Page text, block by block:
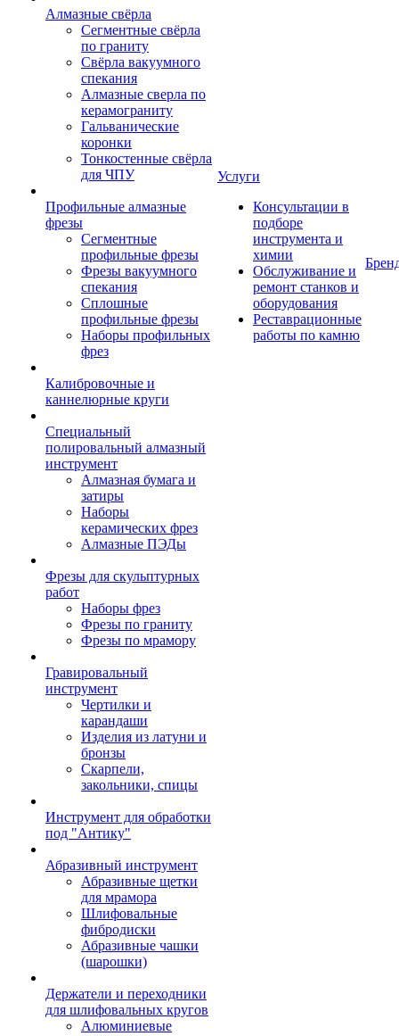
Алмазные свёрла
Сегментные свёрла
по граниту
Свёрла вакуумного
спекания
Алмазные сверла по
керамограниту
Гальванические
коронки
Тонкостенные свёрла
для ЧПУ
Профильные алмазные
фрезы
Сегментные
профильные фрезы
Фрезы вакуумного
спекания
Сплошные
профильные фрезы
Наборы профильных
фрез
Калибровочные и
каннелюрные круги
Специальный
полировальный алмазный
инструмент
Алмазная бумага и
затиры
Наборы
керамических фрез
Алмазные ПЭДы
Фрезы для скульптурных
работ
Наборы фрез
Фрезы по граниту
Фрезы по мрамору
Гравировальный
инструмент
Чертилки и
карандаши
Изделия из латуни и
бронзы
Скарпели,
закольники, спицы
Инструмент для обработки
под "Антику"
Абразивный инструмент
Абразивные щетки
для мрамора
Шлифовальные
фибродиски
Абразивные чашки
(шарошки)
Держатели и переходники
для шлифовальных кругов
Алюминиевые
Услуги
Консультации в
подборе
инструмента и
химии
Обслуживание и
ремонт станков и
оборудования
Реставрационные
работы по камню